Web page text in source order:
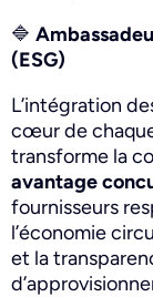
🔷
(ESG)
L’intégration
cœur de
transforme la
avantage
fournisseurs
l’économie
et la